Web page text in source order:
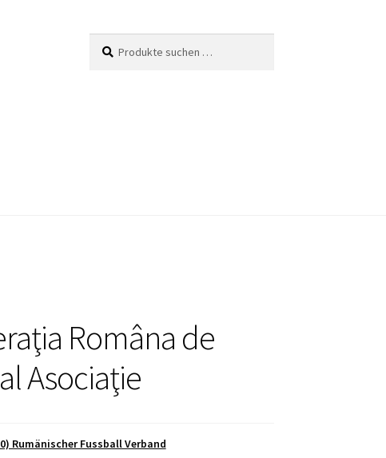
nach:
Româna de
Asociaţie
Rumänischer Fussball Verband